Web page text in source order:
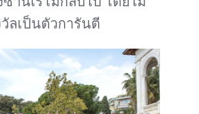
ลเป็นตัวการันตี